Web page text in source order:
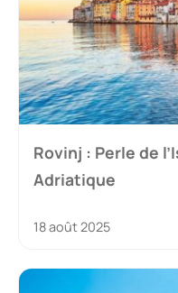
Rovinj : Perle de
Adriatique
18 août 2025